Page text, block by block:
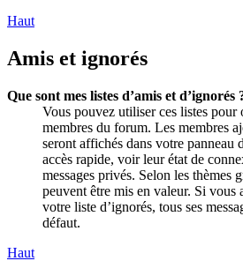
Haut
Amis et ignorés
Que sont mes listes d’amis et d’ignorés
Vous pouvez utiliser ces listes pour
membres du forum. Les membres
seront affichés dans votre panneau
accès rapide, voir leur état de
messages privés. Selon les thèmes
peuvent être mis en valeur. Si vous
votre liste d’ignorés, tous ses
défaut.
Haut